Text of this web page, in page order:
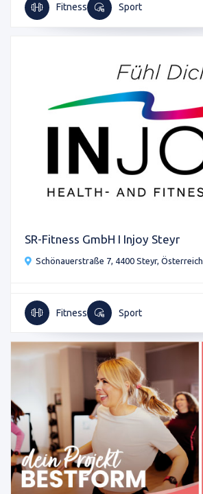
Fitness Sport
SR-Fitness GmbH I Injoy Steyr
Schönauerstraße 7, 4400 Steyr, Österreich
Fitness Sport